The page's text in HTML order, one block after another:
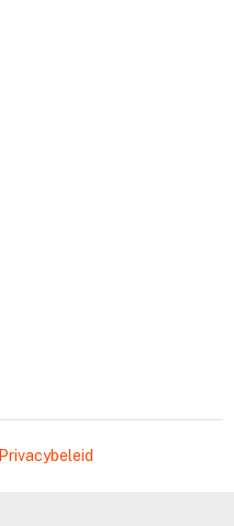
Privacybeleid